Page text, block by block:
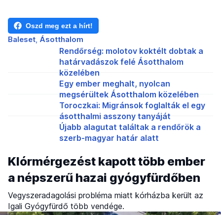
Oszd meg ezt a hírt!
Baleset Ásotthalom
Rendőrség: molotov koktélt dobtak a
határvadászok felé Ásotthalom
közelében
Egy ember meghalt, nyolcan
megsérültek Ásotthalom közelében
Toroczkai: Migránsok foglalták el egy
ásotthalmi asszony tanyáját
Újabb alagutat találtak a rendőrök a
szerb-magyar határ alatt
Klórmérgezést kapott több ember
a népszerű hazai gyógyfürdőben
Vegyszeradagolási probléma miatt kórházba került az
Igali Gyógyfürdő több vendége.